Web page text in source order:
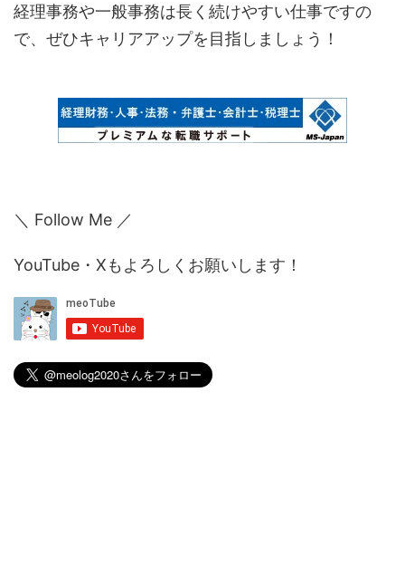
経理事務や一般事務は長く続けやすい仕事ですの
で、ぜひキャリアアップを目指しましょう！
＼ Follow Me ／
YouTube・Xもよろしくお願いします！